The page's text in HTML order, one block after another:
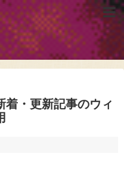
着・更新記事のウィ